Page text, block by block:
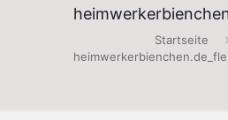
Startseite